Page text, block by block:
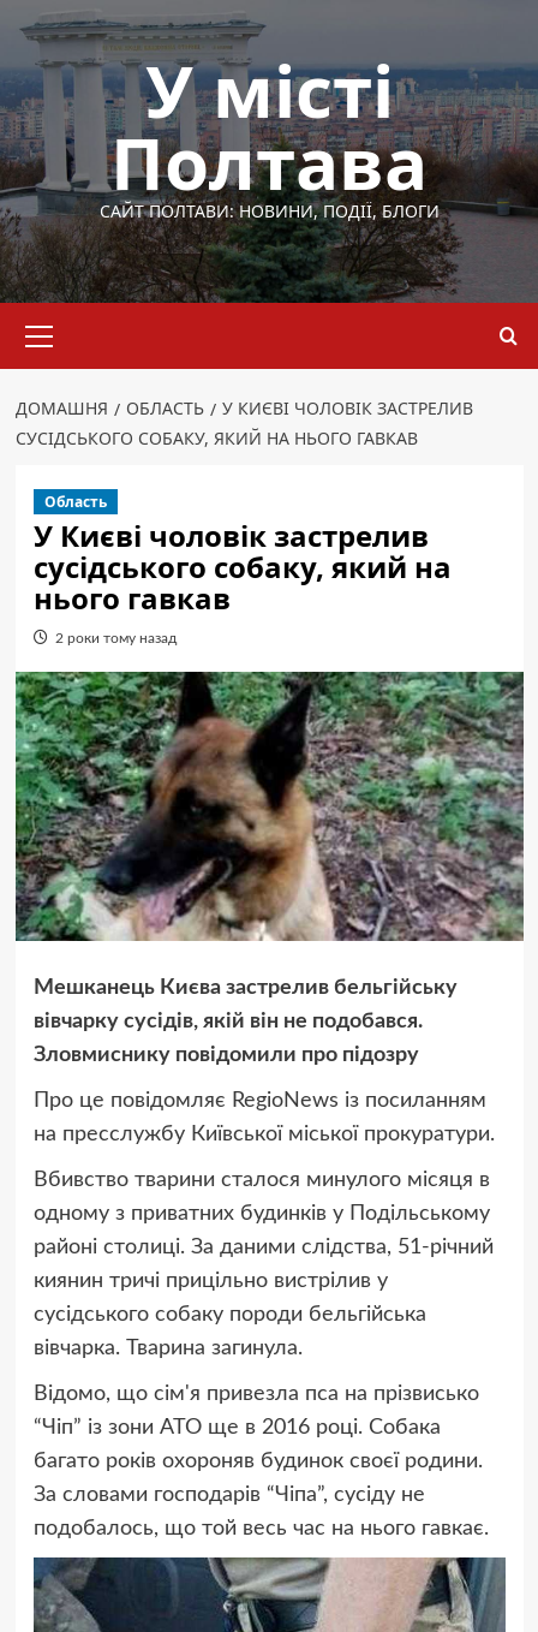
Перейти
вмісту
У місті
Полтава
САЙТ ПОЛТАВИ: НОВИНИ, ПОДІЇ, БЛОГИ
меню
ДОМАШНЯ ОБЛАСТЬ
У КИЄВІ ЧОЛОВІК ЗАСТРЕЛИВ
СУСІДСЬКОГО СОБАКУ, ЯКИЙ НА НЬОГО ГАВКАВ
Область
У Києві чоловік застрелив
сусідського собаку, який на
нього гавкав
2 роки тому назад
Мешканець Києва застрелив бельгійську
вівчарку сусідів, якій він не подобався.
Зловмиснику повідомили про підозру
Про це повідомляє RegioNews із посиланням
на пресслужбу Київської міської прокуратури.
Вбивство тварини сталося минулого місяця в
одному з приватних будинків у Подільському
районі столиці. За даними слідства, 51-річний
киянин тричі прицільно вистрілив у
сусідського собаку породи бельгійська
вівчарка. Тварина загинула.
Відомо, що сім'я привезла пса на прізвисько
“Чіп” із зони АТО ще в 2016 році. Собака
багато років охороняв будинок своєї родини.
За словами господарів “Чіпа”, сусіду не
подобалось, що той весь час на нього гавкає.